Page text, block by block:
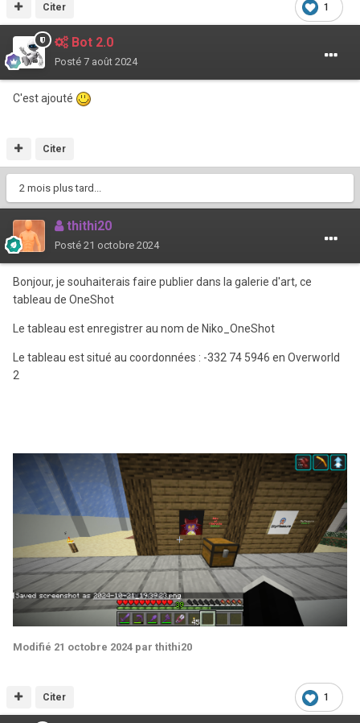
1
Citer
Bot 2.0
Posté 7 août 2024
C'est ajouté
Citer
2 mois plus tard...
thithi20
Posté 21 octobre 2024
Bonjour, je souhaiterais faire publier dans la galerie d'art, ce
tableau de OneShot
Le tableau est enregistrer au nom de Niko_OneShot
Le tableau est situé au coordonnées : -332 74 5946 en Overworld
2
Modifié 21 octobre 2024 par thithi20
1
Citer